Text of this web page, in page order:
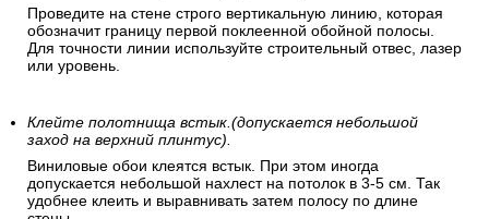
Как клеить обои на стену
Проведите на стене строго вертикальную линию, которая
обозначит границу первой поклеенной обойной полосы.
Для точности линии используйте строительный отвес, лазер
или уровень.